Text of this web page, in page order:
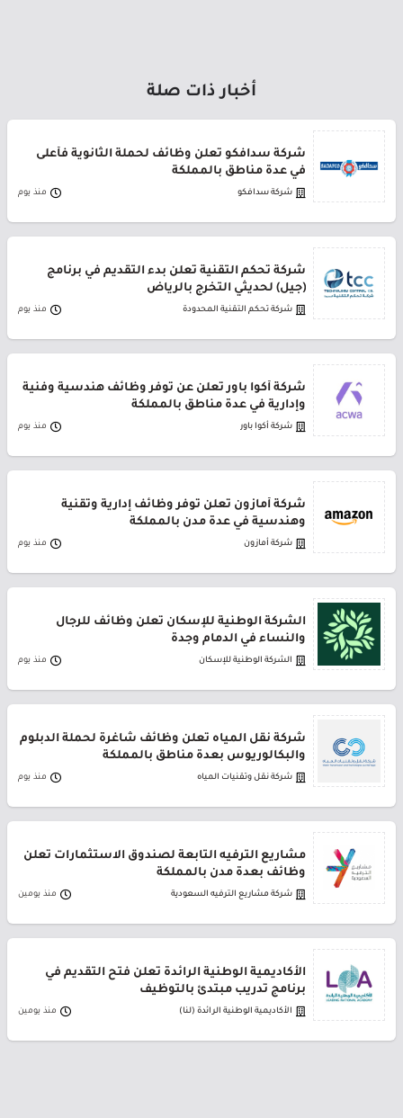
أخبار ذات صلة
شركة سدافكو تعلن وظائف لحملة الثانوية فأعلى
في عدة مناطق بالمملكة
شركة سدافكو منذ يوم
شركة تحكم التقنية تعلن بدء التقديم في برنامج
(جيل) لحديثي التخرج بالرياض
شركة تحكم التقنية المحدودة منذ يوم
شركة أكوا باور تعلن عن توفر وظائف هندسية وفنية
وإدارية في عدة مناطق بالمملكة
شركة أكوا باور منذ يوم
شركة أمازون تعلن توفر وظائف إدارية وتقنية
وهندسية في عدة مدن بالمملكة
شركة أمازون منذ يوم
الشركة الوطنية للإسكان تعلن وظائف للرجال
والنساء في الدمام وجدة
الشركة الوطنية للإسكان منذ يوم
شركة نقل المياه تعلن وظائف شاغرة لحملة الدبلوم
والبكالوريوس بعدة مناطق بالمملكة
شركة نقل وتقنيات المياه منذ يوم
مشاريع الترفيه التابعة لصندوق الاستثمارات تعلن
وظائف بعدة مدن بالمملكة
شركة مشاريع الترفيه السعودية منذ يومين
الأكاديمية الوطنية الرائدة تعلن فتح التقديم في
برنامج تدريب مبتدئ بالتوظيف
الأكاديمية الوطنية الرائدة (لنا) منذ يومين